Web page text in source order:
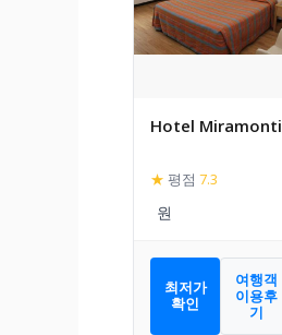
Hotel Miramonti
★ 평점 7.3
최저가
확인
여행객
이용후
기